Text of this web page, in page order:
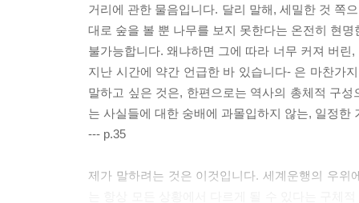
표현주의 | 자연지배와 이성의 전개, 칸트와 헤겔
내면성의 변증법에 관하여, 실존주의적 자발성의
제18강 진보의 개념 (IV)
정신의 정적인 요소들 | 진보와 물질적 지배 | 철
사적인 보론
거리에 관한 물음입니다. 달리 말해, 세밀한 것 쪽
대로 숲을 볼 뿐 나무를 보지 못한다는 온전히 현
불가능합니다. 왜냐하면 그에 따라 너무 커져 버
지난 시간에 약간 언급한 바 있습니다- 은 마찬가
말하고 싶은 것은, 한편으로는 역사의 총체적 구
는 사실들에 대한 숭배에 과몰입하지 않는, 일정
--- p.35
제가 말하려는 것은 이것입니다. 세계운행의 우